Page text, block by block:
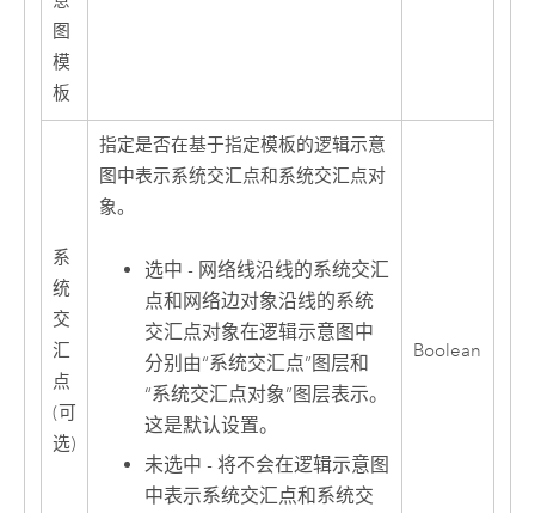
图
模
板
系
统
交
汇
点
(可
选)
指定是否在基于指定模板的逻辑示意
图中表示系统交汇点和系统交汇点对
象。
选中 - 网络线沿线的系统交汇
点和网络边对象沿线的系统
交汇点对象在逻辑示意图中
分别由“系统交汇点”图层和
“系统交汇点对象”图层表示。
这是默认设置。
未选中 - 将不会在逻辑示意图
中表示系统交汇点和系统交
Boolean